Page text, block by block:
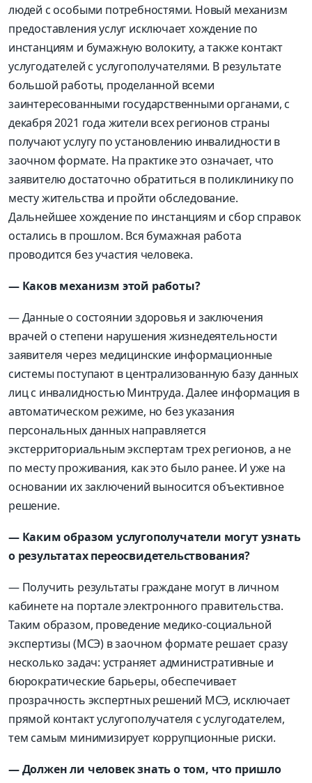
людей с особыми потребностями. Новый механизм
предоставления услуг исключает хождение по
инстанциям и бумажную волокиту, а также контакт
услугодателей с услугополучателями. В результате
большой работы, проделанной всеми
заинтересованными государственными органами, с
декабря 2021 года жители всех регионов страны
получают услугу по установлению инвалидности в
заочном формате. На практике это означает, что
заявителю достаточно обратиться в поликлинику по
месту жительства и пройти обследование.
Дальнейшее хождение по инстанциям и сбор справок
остались в прошлом. Вся бумажная работа
проводится без участия человека.
— Каков механизм этой работы?
— Данные о состоянии здоровья и заключения
врачей о степени нарушения жизнедеятельности
заявителя через медицинские информационные
системы поступают в централизованную базу данных
лиц с инвалидностью Минтруда. Далее информация в
автоматическом режиме, но без указания
персональных данных направляется
экстерриториальным экспертам трех регионов, а не
по месту проживания, как это было ранее. И уже на
основании их заключений выносится объективное
решение.
— Каким образом услугополучатели могут узнать
о результатах переосвидетельствования?
— Получить результаты граждане могут в личном
кабинете на портале электронного правительства.
Таким образом, проведение медико-социальной
экспертизы (МСЭ) в заочном формате решает сразу
несколько задач: устраняет административные и
бюрократические барьеры, обеспечивает
прозрачность экспертных решений МСЭ, исключает
прямой контакт услугополучателя с услугодателем,
тем самым минимизирует коррупционные риски.
— Должен ли человек знать о том, что пришло